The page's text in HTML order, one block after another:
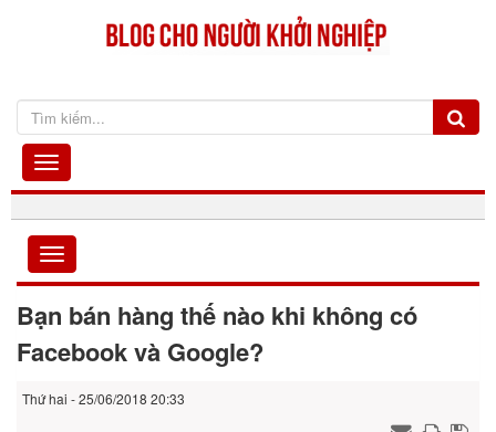
Bạn bán hàng thế nào khi không có
Facebook và Google?
Thứ hai - 25/06/2018 20:33